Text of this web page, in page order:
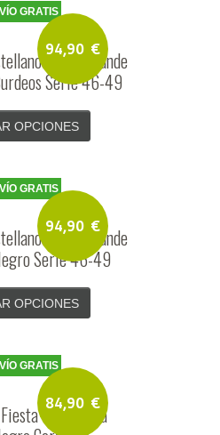
94,90 €
GRATIS
Talla Grande
Serie 46-49
OPCIONES
94,90 €
GRATIS
Talla Grande
Serie 46-49
OPCIONES
84,90 €
GRATIS
Ceremonia